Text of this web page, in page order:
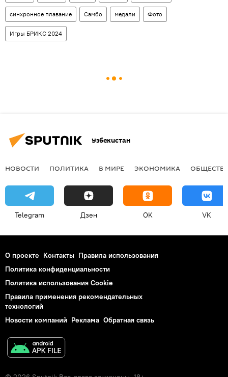
синхронное плавание Самбо медали Фото
Игры БРИКС 2024
Узбекистан
НОВОСТИ ПОЛИТИКА В МИРЕ ЭКОНОМИКА
Telegram Дзен OK VK
О проекте Контакты Правила использования
Политика конфиденциальности
Политика использования Cookie
Правила применения рекомендательных
технологий
Новости компаний Реклама Обратная связь